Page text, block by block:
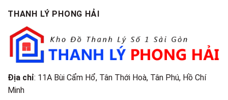
Điểm
Nhận
Biết
THANH LÝ PHONG HẢI
Địa chỉ: 11A Bùi Cẩm Hổ, Tân Thới Hoà, Tân Phú, Hồ Chí
Minh